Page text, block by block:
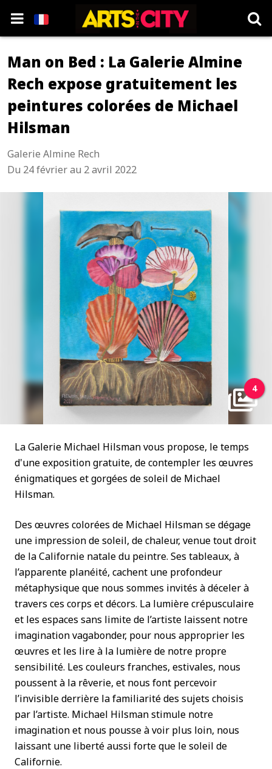
Man on Bed : La Galerie Almine
Rech expose gratuitement les
peintures colorées de Michael
Hilsman
Galerie Almine Rech
Du 24 février au 2 avril 2022
4
La Galerie Michael Hilsman vous propose, le temps
d'une exposition gratuite, de contempler les œuvres
énigmatiques et gorgées de soleil de Michael
Hilsman.
Des œuvres colorées de Michael Hilsman se dégage
une impression de soleil, de chaleur, venue tout droit
de la Californie natale du peintre. Ses tableaux, à
l’apparente planéité, cachent une profondeur
métaphysique que nous sommes invités à déceler à
travers ces corps et décors. La lumière crépusculaire
et les espaces sans limite de l’artiste laissent notre
imagination vagabonder, pour nous approprier les
œuvres et les lire à la lumière de notre propre
sensibilité. Les couleurs franches, estivales, nous
poussent à la rêverie, et nous font percevoir
l’invisible derrière la familiarité des sujets choisis
par l’artiste. Michael Hilsman stimule notre
imagination et nous pousse à voir plus loin, nous
laissant une liberté aussi forte que le soleil de
Californie.